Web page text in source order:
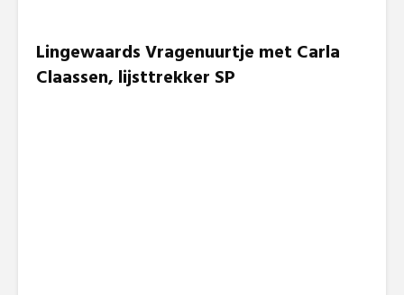
Lingewaards Vragenuurtje met Carla
Claassen, lijsttrekker SP